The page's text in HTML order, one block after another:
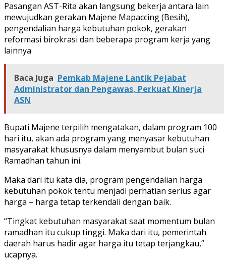
Pasangan AST-Rita akan langsung bekerja antara lain
mewujudkan gerakan Majene Mapaccing (Besih),
pengendalian harga kebutuhan pokok, gerakan
reformasi birokrasi dan beberapa program kerja yang
lainnya
Baca Juga Pemkab Majene Lantik Pejabat
Administrator dan Pengawas, Perkuat Kinerja
ASN
Bupati Majene terpilih mengatakan, dalam program 100
hari itu, akan ada program yang menyasar kebutuhan
masyarakat khususnya dalam menyambut bulan suci
Ramadhan tahun ini.
Maka dari itu kata dia, program pengendalian harga
kebutuhan pokok tentu menjadi perhatian serius agar
harga – harga tetap terkendali dengan baik.
“Tingkat kebutuhan masyarakat saat momentum bulan
ramadhan itu cukup tinggi. Maka dari itu, pemerintah
daerah harus hadir agar harga itu tetap terjangkau,”
ucapnya.